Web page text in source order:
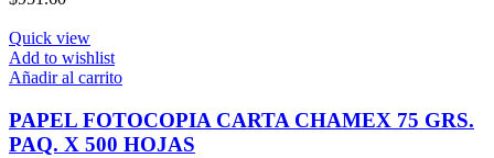
Quick view
Add to wishlist
Añadir al carrito
PAPEL FOTOCOPIA CARTA CHAMEX 75 GRS.
PAQ. X 500 HOJAS